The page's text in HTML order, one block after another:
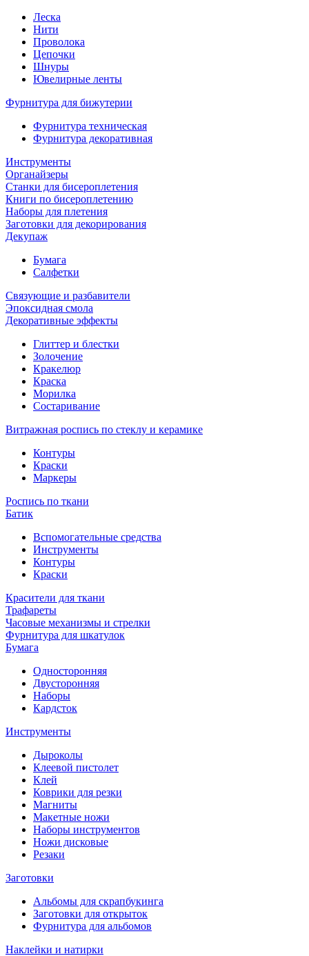
Леска
Нити
Проволока
Цепочки
Шнуры
Ювелирные ленты
Фурнитура для бижутерии
Фурнитура техническая
Фурнитура декоративная
Инструменты
Органайзеры
Станки для бисероплетения
Книги по бисероплетению
Наборы для плетения
Заготовки для декорирования
Декупаж
Бумага
Салфетки
Связующие и разбавители
Эпоксидная смола
Декоративные эффекты
Глиттер и блестки
Золочение
Кракелюр
Краска
Морилка
Состаривание
Витражная роспись по стеклу и керамике
Контуры
Краски
Маркеры
Роспись по ткани
Батик
Вспомогательные средства
Инструменты
Контуры
Краски
Красители для ткани
Трафареты
Часовые механизмы и стрелки
Фурнитура для шкатулок
Бумага
Односторонняя
Двусторонняя
Наборы
Кардсток
Инструменты
Дыроколы
Клеевой пистолет
Клей
Коврики для резки
Магниты
Макетные ножи
Наборы инструментов
Ножи дисковые
Резаки
Заготовки
Альбомы для скрапбукинга
Заготовки для открыток
Фурнитура для альбомов
Наклейки и натирки